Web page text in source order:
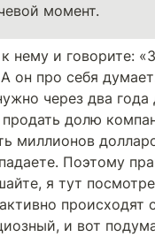
момент.
нему и говорите:
он про себя
через два года
долю
миллионов
Поэтому
я тут
происходят
и вот